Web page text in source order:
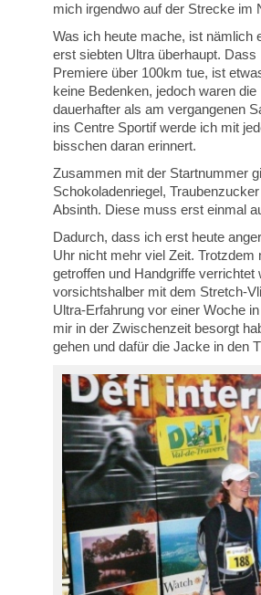
mich irgendwo auf der Strecke im
Was ich heute mache, ist nämlich
erst siebten Ultra überhaupt.
Premiere über 100km tue, ist
keine Bedenken, jedoch waren
dauerhafter als am vergangenen
ins Centre Sportif werde ich mit
bisschen daran erinnert.
Zusammen mit der Startnummer
Schokoladenriegel,
Absinth. Diese muss erst einmal
Dadurch, dass ich erst heute
Uhr nicht mehr viel Zeit.
getroffen und Handgriffe
vorsichtshalber mit dem Stretch-
Ultra-Erfahrung vor einer Woche
mir in der Zwischenzeit besorgt
gehen und dafür die Jacke in den